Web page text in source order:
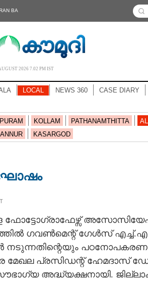
BA
2026 7.02 PM IST
LOCAL NEWS 360 CASE DIARY
KOLLAM PATHANAMTHITTA
KASARGOD
ഫോട്ടോഗ്രാഫേഴ്സ്
ഗവൺമെന്റ് ഗേൾസ്
പഠനോപകരണ
മേഖല പ്രസിഡന്റ്
അദ്ധ്യക്ഷനായി.